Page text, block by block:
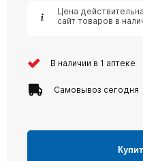
Цена
сайт товаров в
В наличии в 1 аптеке
Самовывоз сегодня